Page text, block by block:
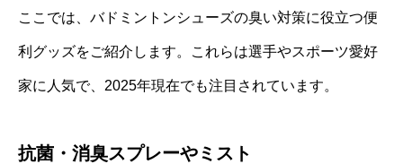
ここでは、バドミントンシューズの臭い対策に役立つ便
利グッズをご紹介します。これらは選手やスポーツ愛好
家に人気で、2025年現在でも注目されています。
抗菌・消臭スプレーやミスト